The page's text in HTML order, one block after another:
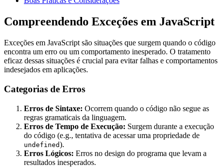
Compreendendo Exceções em JavaScript
Exceções em JavaScript são situações que surgem quando o código
encontra um erro ou um comportamento inesperado. O tratamento
eficaz dessas situações é crucial para evitar falhas e comportamentos
indesejados em aplicações.
Categorias de Erros
Erros de Sintaxe: Ocorrem quando o código não segue as
regras gramaticais da linguagem.
Erros de Tempo de Execução: Surgem durante a execução
do código (e.g., tentativa de acessar uma propriedade de
undefined).
Erros Lógicos: Erros no design do programa que levam a
resultados inesperados.